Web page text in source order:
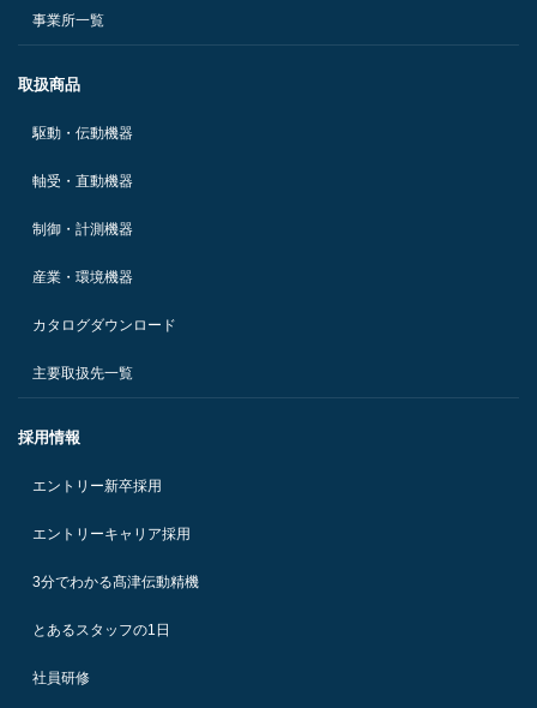
事業所一覧
取扱商品
駆動・伝動機器
軸受・直動機器
制御・計測機器
産業・環境機器
カタログダウンロード
主要取扱先一覧
採用情報
エントリー新卒採用
エントリーキャリア採用
3分でわかる髙津伝動精機
とあるスタッフの1日
社員研修